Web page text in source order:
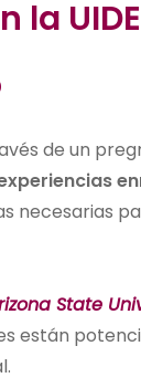
la
de un
necesarias
State
están